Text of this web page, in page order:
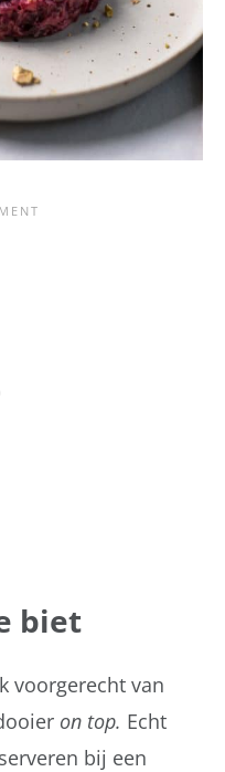
biet
voorgerecht van
on top. Echt
bij een